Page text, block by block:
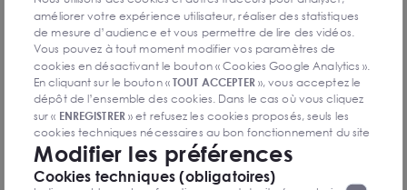
Accès facile à l’autoroute A8 vers Cannes et
Monaco
Environnement commercial dynamique à deux
stations du centre commercial Saint Isidore
Parkings pour voitures accessibles
améliorer votre expérience utilisateur, réaliser des statistiques
de mesure d’audience et vous permettre de lire des vidéos.
Vous pouvez à tout moment modifier vos paramètres de
cookies en désactivant le bouton « Cookies Google Analytics ».
En cliquant sur le bouton «TOUT ACCEPTER», vous acceptez le
dépôt de l’ensemble des cookies. Dans le cas où vous cliquez
sur « ENREGISTRER» et refusez les cookies proposés, seuls les
cookies techniques nécessaires au bon fonctionnement du site
seront déposés. Pour plus d’informations, vous pouvez consulter
«Protection des données à caractère
personnel ».Lorsque vous naviguez sur notre site internet, il
Modifier les préférences
Cookies techniques (obligatoires)